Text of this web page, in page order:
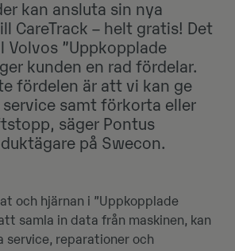
kan ansluta sin nya
CareTrack – helt gratis! Det
Volvos ”Uppkopplade
kunden en rad fördelar.
fördelen är att vi kan ge
samt förkorta eller
säger Pontus
på Swecon.
och hjärnan i ”Uppkopplade
samla in data från maskinen, kan
service, reparationer och